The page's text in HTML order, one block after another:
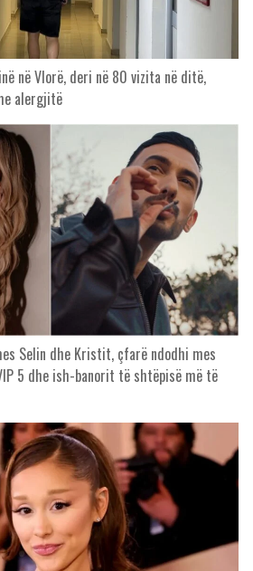
në Vlorë, deri në 80 vizita në ditë,
alergjitë
Selin dhe Kristit, çfarë ndodhi mes
5 dhe ish-banorit të shtëpisë më të